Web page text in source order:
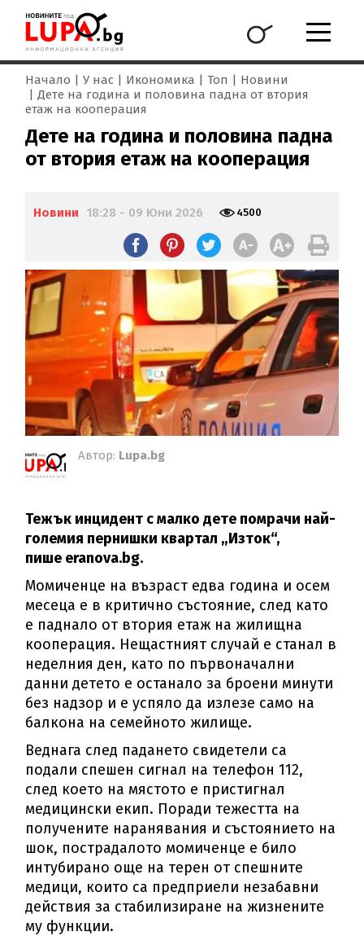
Начало У нас Икономика Топ
Новини
Дете на година и половина падна от втория
етаж на кооперация
Дете на година и половина падна
от втория етаж на кооперация
Новини 18:28 - 09 Юни 2026 4500
Автор: Lupa.bg
Тежък инцидент с малко дете помрачи най-
големия пернишки квартал „Изток“,
пише eranova.bg.
Момиченце на възраст едва година и осем
месеца е в критично състояние, след като
е паднало от втория етаж на жилищна
кооперация. Нещастният случай е станал в
неделния ден, като по първоначални
данни детето е останало за броени минути
без надзор и е успяло да излезе само на
балкона на семейното жилище.
Веднага след падането свидетели са
подали спешен сигнал на телефон 112,
след което на мястото е пристигнал
медицински екип. Поради тежестта на
получените наранявания и състоянието на
шок, пострадалото момиченце е било
интубирано още на терен от спешните
медици, които са предприели незабавни
действия за стабилизиране на жизнените
му функции.